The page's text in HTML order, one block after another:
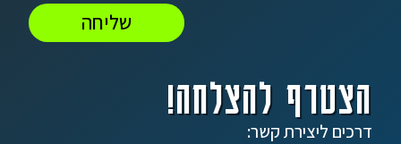
הצטרף להצלחה!
דרכים ליצירת קשר:
שליחה